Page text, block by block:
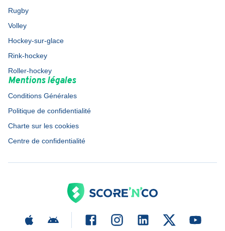
Rugby
Volley
Hockey-sur-glace
Rink-hockey
Roller-hockey
Mentions légales
Conditions Générales
Politique de confidentialité
Charte sur les cookies
Centre de confidentialité